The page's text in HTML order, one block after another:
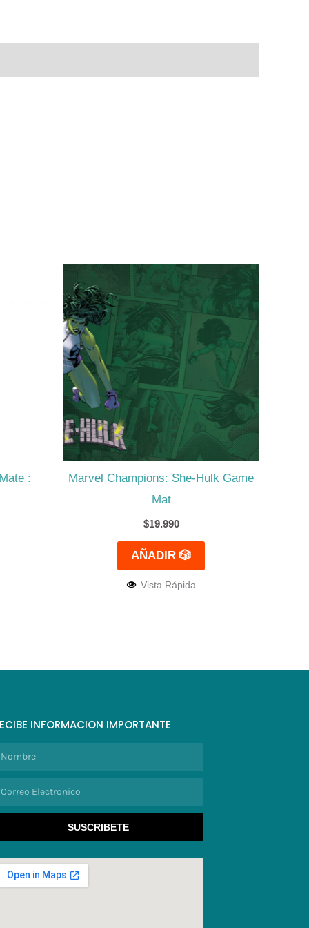
:
Marvel Champions: She-Hulk Game
Mat
$19.990
AÑADIR 🎲
Vista Rápida
INFORMACION IMPORTANTE
SUSCRIBETE